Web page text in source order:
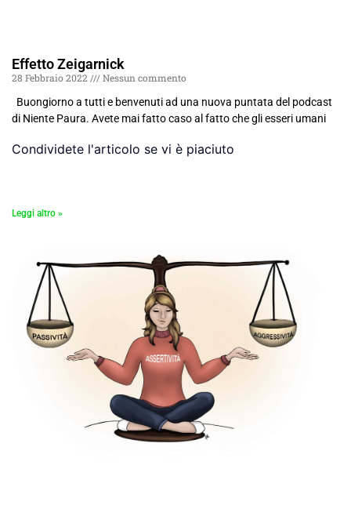
Effetto Zeigarnick
28 Febbraio 2022
Nessun commento
Buongiorno a tutti e benvenuti ad una nuova puntata del podcast
di Niente Paura. Avete mai fatto caso al fatto che gli esseri umani
Condividete l'articolo se vi è piaciuto
Leggi altro »